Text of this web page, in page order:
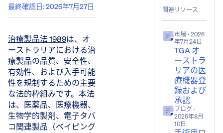
最終確認日:2026年7月27日
治療製品法 1989は、オ
ーストラリアにおける治
療製品の品質、安全性、
有効性、および入手可能
性を規制するための主要
な法的枠組みです。本法
は、医薬品、医療機器、
生物学的製剤、電子タバ
コ関連製品（ベイピング
関連リソース
市場· 2026
年7月24日
TGA オ
ーストラ
リアの医
療機器登
録および
承認
ブログ·
2026年8月
10日